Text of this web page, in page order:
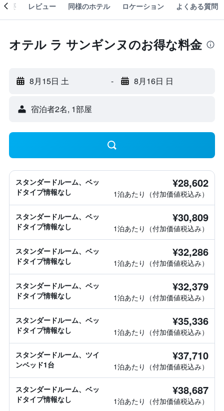
概要 レビュー 同様のホテル ロケーション よくある質問
オテル ラ サンギンヌのお得な料金
8月15日 土 - 8月16日 日
宿泊者2名, 1​部屋
スタンダードルーム、ベッ
ドタイプ情報なし
¥28,602
1泊あたり（付加価値税込み）
スタンダードルーム、ベッ
ドタイプ情報なし
¥30,809
1泊あたり（付加価値税込み）
スタンダードルーム、ベッ
ドタイプ情報なし
¥32,286
1泊あたり（付加価値税込み）
スタンダードルーム、ベッ
ドタイプ情報なし
¥32,379
1泊あたり（付加価値税込み）
スタンダードルーム、ベッ
ドタイプ情報なし
¥35,336
1泊あたり（付加価値税込み）
スタンダードルーム、ツイ
ンベッド1台
¥37,710
1泊あたり（付加価値税込み）
スタンダードルーム、ベッ
ドタイプ情報なし
¥38,687
1泊あたり（付加価値税込み）